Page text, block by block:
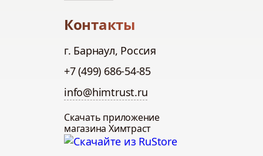
Контакты
г. Барнаул, Россия
+7 (499) 686-54-85
info@himtrust.ru
Скачать приложение
магазина Химтраст